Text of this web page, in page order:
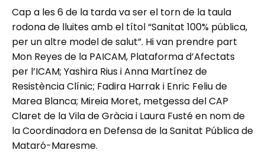
Cap a les 6 de la tarda va ser el torn de la taula
rodona de lluites amb el títol “Sanitat 100% pública,
per un altre model de salut”. Hi van prendre part
Mon Reyes de la PAICAM, Plataforma d’Afectats
per l’ICAM; Yashira Rius i Anna Martínez de
Resistència Clínic; Fadira Harrak i Enric Feliu de
Marea Blanca; Mireia Moret, metgessa del CAP
Claret de la Vila de Gràcia i Laura Fusté en nom de
la Coordinadora en Defensa de la Sanitat Pública de
Mataró-Maresme.